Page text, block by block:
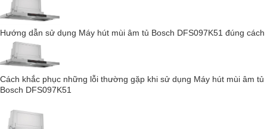
khi nấu ăn để đảm bảo sạch mùi cho không gian bếp nhà
Hướng dẫn sử dụng Máy hút mùi âm tủ Bosch DFS097K51 đúng cách
Cách khắc phục những lỗi thường gặp khi sử dụng Máy hút mùi âm tủ
Bosch DFS097K51